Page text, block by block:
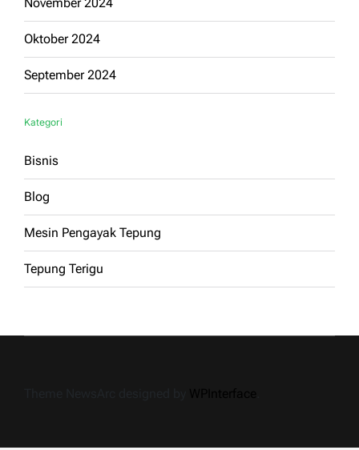
Oktober 2024
September 2024
Kategori
Bisnis
Blog
Mesin Pengayak Tepung
Tepung Terigu